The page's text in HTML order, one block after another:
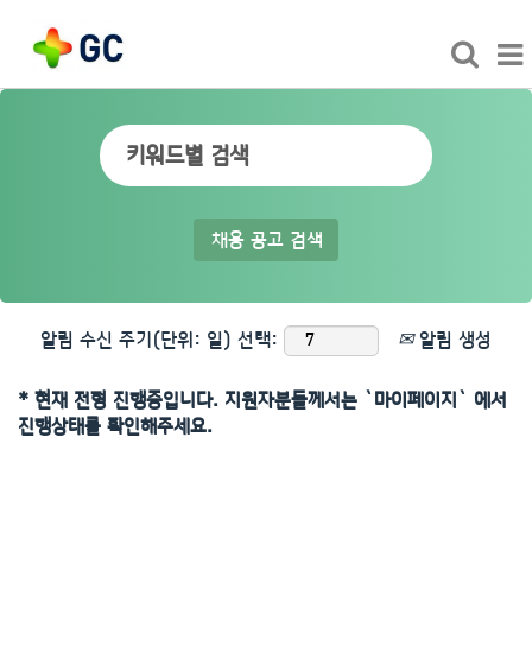
알림 수신 주기(단위: 일) 선택: 알림 생성
* 현재 전형 진행중입니다. 지원자분들께서는 `마이페이지` 에서
진행상태를 확인해주세요.